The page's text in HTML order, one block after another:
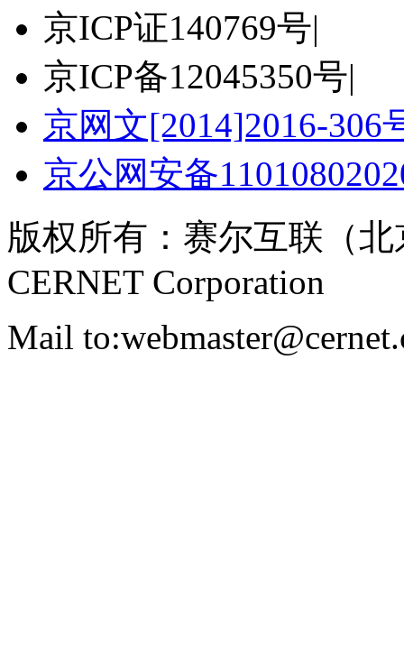
京ICP证140769号|
京ICP备12045350号|
京网文[2014]2016-306
京公网安备
版权所有：赛尔互联（
CERNET Corporation
Mail